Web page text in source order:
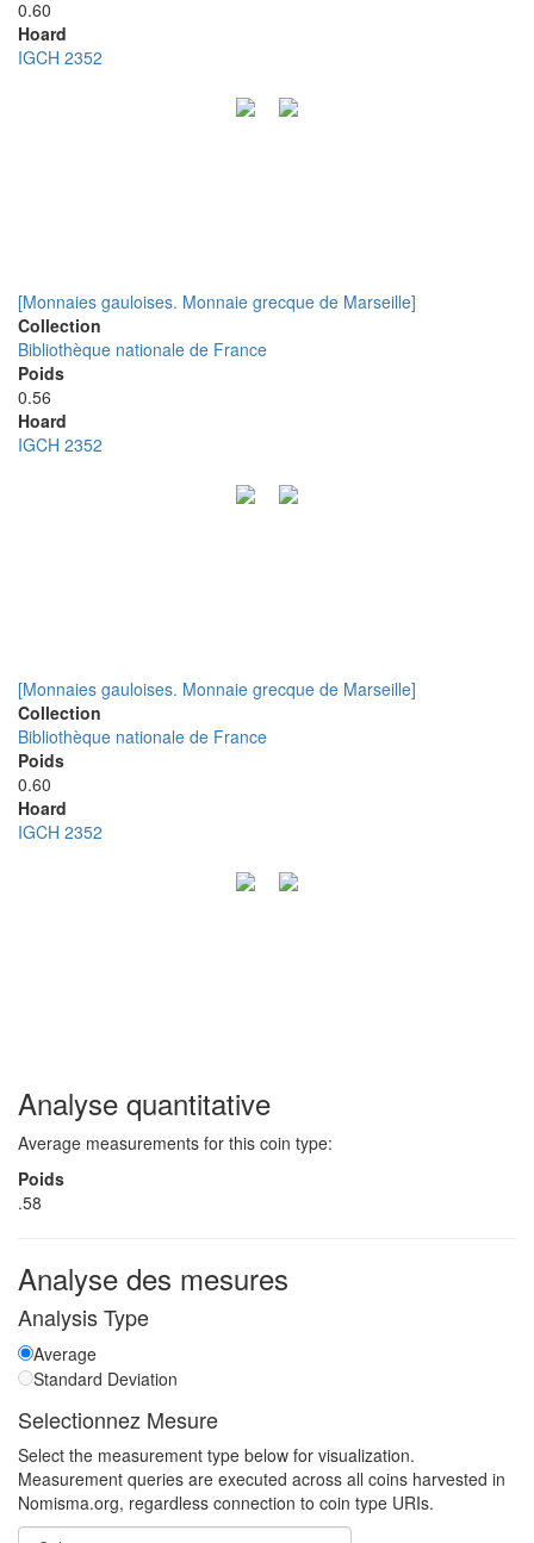
0.60
Hoard
IGCH 2352
[Monnaies gauloises. Monnaie grecque de Marseille]
Collection
Bibliothèque nationale de France
Poids
0.56
Hoard
IGCH 2352
[Monnaies gauloises. Monnaie grecque de Marseille]
Collection
Bibliothèque nationale de France
Poids
0.60
Hoard
IGCH 2352
Analyse quantitative
Average measurements for this coin type:
Poids
.58
Analyse des mesures
Analysis Type
Average
Standard Deviation
Selectionnez Mesure
Select the measurement type below for visualization.
Measurement queries are executed across all coins harvested in
Nomisma.org, regardless connection to coin type URIs.